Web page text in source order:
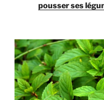
pousser ses